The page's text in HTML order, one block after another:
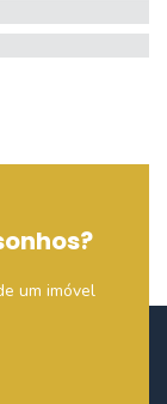
um imóvel